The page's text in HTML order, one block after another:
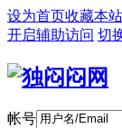
设为首页收藏本站
开启辅助访问 切
帐号